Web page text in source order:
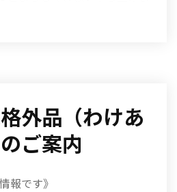
格外品（わけあ
ご案内
報です》